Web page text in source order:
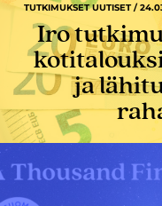
TUTKIMUKSET UUTISET /
Iro
ja